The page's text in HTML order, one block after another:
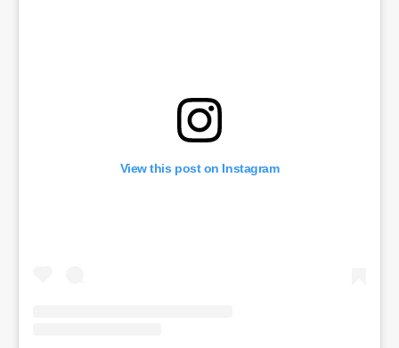
View this post on Instagram